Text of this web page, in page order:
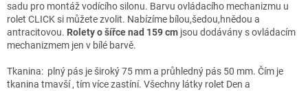
sadu pro montáž vodícího silonu. Barvu ovládacího mechanizmu u
rolet CLICK si můžete zvolit. Nabízíme bílou,šedou,hnědou a
antracitovou. Roletyo šířce nad 159 cm jsou dodávány s ovládacím
mechanizmem jen v bílé barvě.
Tkanina: plný pás je široký 75 mm a průhledný pás 50 mm. Čím je
tkanina tmavší , tím více zastíní. Všechny látky rolet Den a